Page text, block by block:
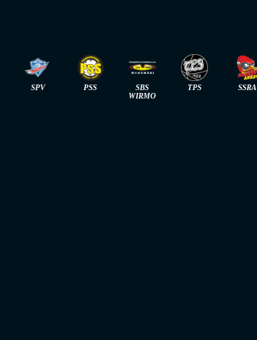
SPV PSS
SBS
WIRMO
TPS SSRA